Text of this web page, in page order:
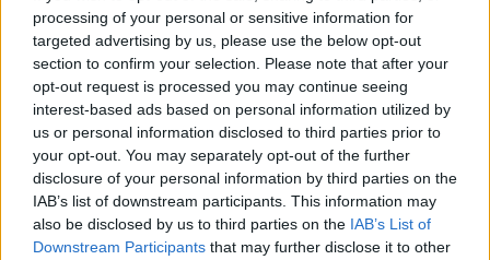
processing of your personal or sensitive information for
targeted advertising by us, please use the below opt-out
section to confirm your selection. Please note that after your
opt-out request is processed you may continue seeing
interest-based ads based on personal information utilized by
us or personal information disclosed to third parties prior to
your opt-out. You may separately opt-out of the further
disclosure of your personal information by third parties on the
IAB’s list of downstream participants. This information may
also be disclosed by us to third parties on the IAB’s List of
Downstream Participants that may further disclose it to other
volt tehetős, azonban több leánygyermek született,
akiknek minél előnyösebb házasságot igyekezett
szerezni édesanyjuk, Auguszta. Éppen ezért látott
óriási lehetőséget abban, hogy valamelyik lánya
beházasodhat a Romanovok közé, hiszen ezáltal a
család társadalmi és anyagi helyzete jelentős
növekedésnek indulhat. Julianna egy áldozat volt a
család számára, mivel ő arra rendeltetett, hogy
örökösöket szüljön majd a Romanovoknak, és ne
zavarjon túl sok vizet a cári udvarban. Ugyanakkor
ez a házasság tette lehetővé, hogy Julianna leány és